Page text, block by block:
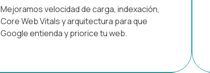
Mejoramos velocidad de carga, indexación,
Core Web Vitals y arquitectura para que
Google entienda y priorice tu web.